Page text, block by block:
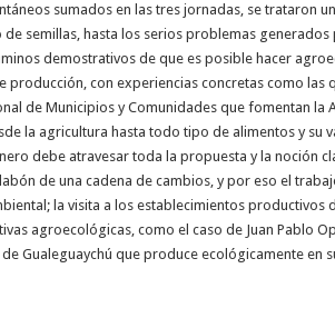
sumados en las tres jornadas, se trataron
semillas, hasta los serios problemas generados
demostrativos de que es posible hacer
con experiencias concretas como las
de Municipios y Comunidades que fomentan la
la agricultura hasta todo tipo de alimentos y su
debe atravesar toda la propuesta y la noción
de una cadena de cambios, y por eso el
la visita a los establecimientos productivos
agroecológicas, como el caso de Juan Pablo
Gualeguaychú que produce ecológicamente en